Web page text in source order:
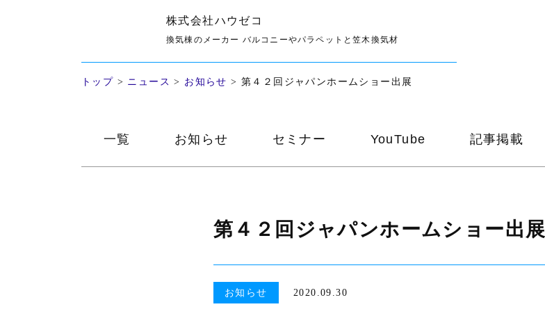
株式会社ハウゼコ
換気棟のメーカー バルコニーやパラペットと笠木換気材
お知らせ
トップ > ニュース > お知らせ >第４２回ジャパンホームショー出展
一覧 お知らせ セミナー YouTube 記事掲載
第４２回ジャパンホームショー出展
お知らせ 2020.09.30